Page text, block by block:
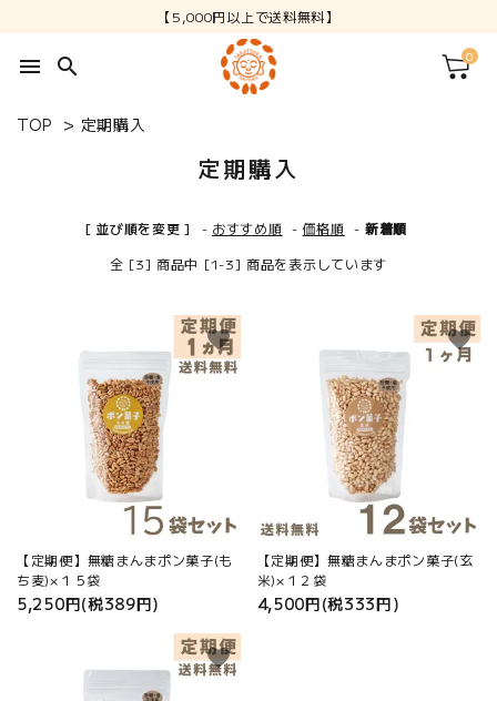
【5,000円以上で送料無料】
menu search 0
TOP > 定期購入
定期購入
[ 並び順を変更 ] - おすすめ順 -価格順 - 新着順
全 [3] 商品中 [1-3] 商品を表示しています
【定期便】無糖まんまポン菓子(も
ち麦)×１５袋
5,250円(税389円)
favorite
【定期便】無糖まんまポン菓子(玄
米)×１２袋
4,500円(税333円)
favorite
favorite